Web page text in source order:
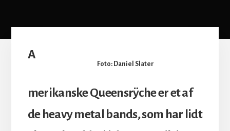
Foto: Daniel Slater
A
merikanske Queensrÿche er et af
de heavy metal bands, som har lidt